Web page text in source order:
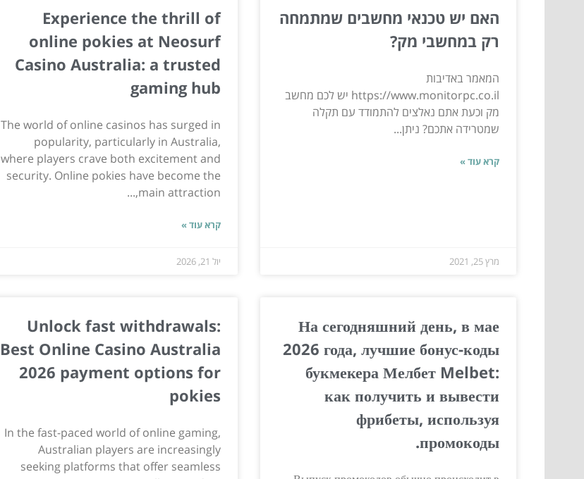
האם יש טכנאי מחשבים שמתמחה
רק במחשבי מק?
המאמר באדיבות
https://www.monitorpc.co.il יש לכם מחשב
מק וכעת אתם נאלצים להתמודד עם תקלה
שמטרידה אתכם? ניתן...
קרא עוד »
מרץ 25, 2021
Experience the thrill of
online pokies at Neosurf
Casino Australia: a trusted
gaming hub
The world of online casinos has surged in
popularity, particularly in Australia,
where players crave both excitement and
security. Online pokies have become the
main attraction,...
קרא עוד »
יול 21, 2026
На сегодняшний день, в мае
2026 года, лучшие бонус-коды
букмекера Мелбет Melbet:
как получить и вывести
фрибеты, используя
промокоды.
Unlock fast withdrawals:
Best Online Casino Australia
2026 payment options for
pokies
In the fast-paced world of online gaming,
Australian players are increasingly
seeking platforms that offer seamless